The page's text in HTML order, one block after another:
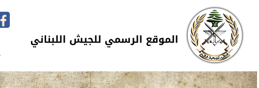
تجاوز إلى المحتوى الرئيسي
Skip to navigation